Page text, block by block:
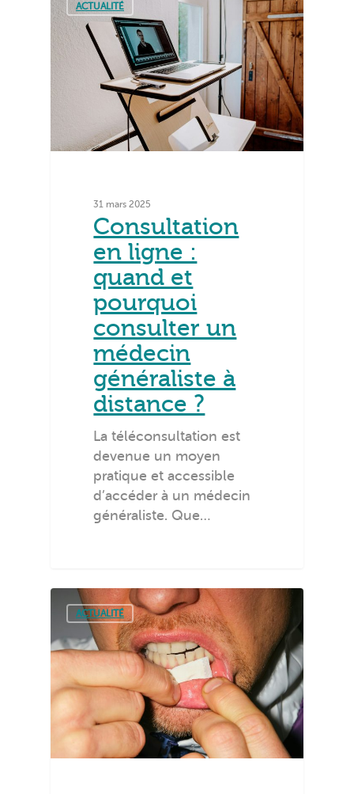
ACTUALITÉ
31 mars 2025
Consultation
en ligne :
quand et
pourquoi
consulter un
médecin
généraliste à
distance ?
La téléconsultation est
devenue un moyen
pratique et accessible
d’accéder à un médecin
généraliste. Que…
ACTUALITÉ